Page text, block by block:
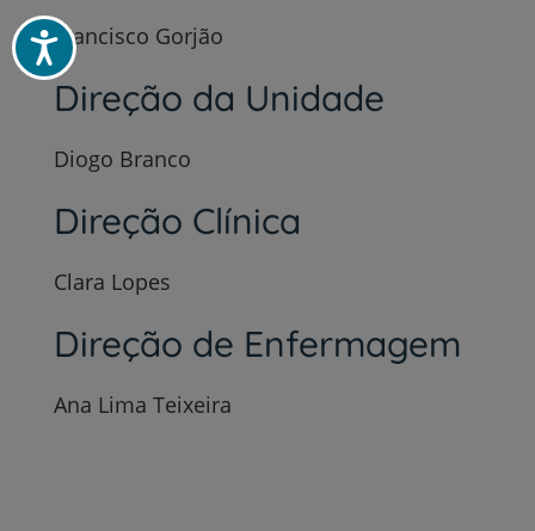
Acessibilidade
Francisco Gorjão
Direção da Unidade
Diogo Branco
Direção Clínica
Clara Lopes
Direção de Enfermagem
Ana Lima Teixeira